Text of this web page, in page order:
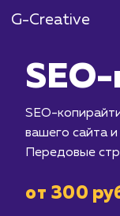
G-Creative
SEO-
вашего